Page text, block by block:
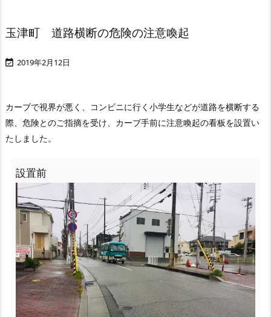
玉津町 道路横断の危険の注意喚起
 2019年2月12日
カーブで視界が悪く、コンビニに行く小学生などが道路を横断する
際、危険とのご指摘を受け、カーブ手前に注意喚起の看板を設置い
たしました。
設置前